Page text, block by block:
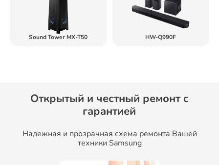
Sound Tower MX-T50 HW-Q990F
Открытый и честный ремонт c
гарантией
Надежная и прозрачная схема ремонта Вашей
техники Samsung